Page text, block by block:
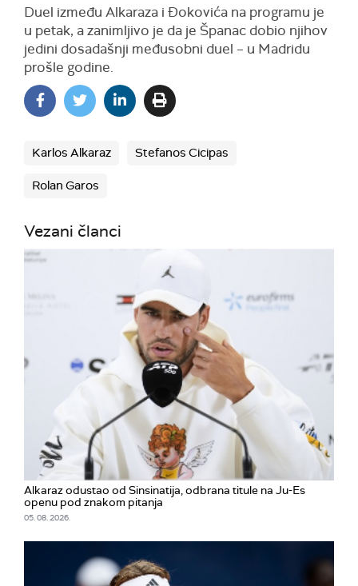
Duel između Alkaraza i Đokovića na programu je
u petak, a zanimljivo je da je Španac dobio njihov
jedini dosadašnji međusobni duel – u Madridu
prošle godine.
Karlos Alkaraz Stefanos Cicipas
Rolan Garos
Vezani članci
Alkaraz odustao od Sinsinatija, odbrana titule na Ju-Es
openu pod znakom pitanja
05. 08. 2026.